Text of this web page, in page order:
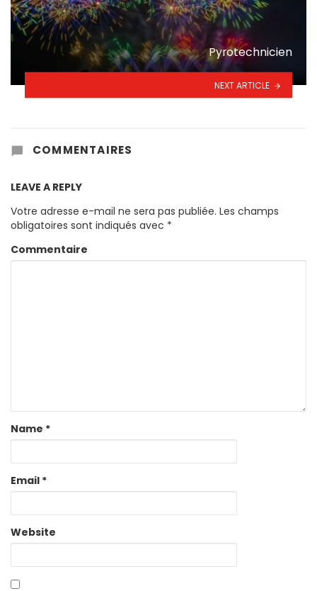
Pyrotechnicien
NEXT ARTICLE
COMMENTAIRES
LEAVE A REPLY
Votre adresse e-mail ne sera pas publiée. Les champs
obligatoires sont indiqués avec *
Commentaire
Name *
Email *
Website